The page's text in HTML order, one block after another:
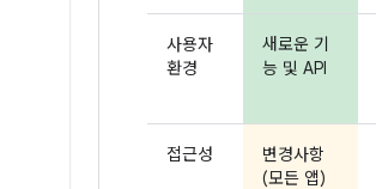
사용자
환경
새로운 기
능 및 API
접근성
변경사항
(모든 앱)